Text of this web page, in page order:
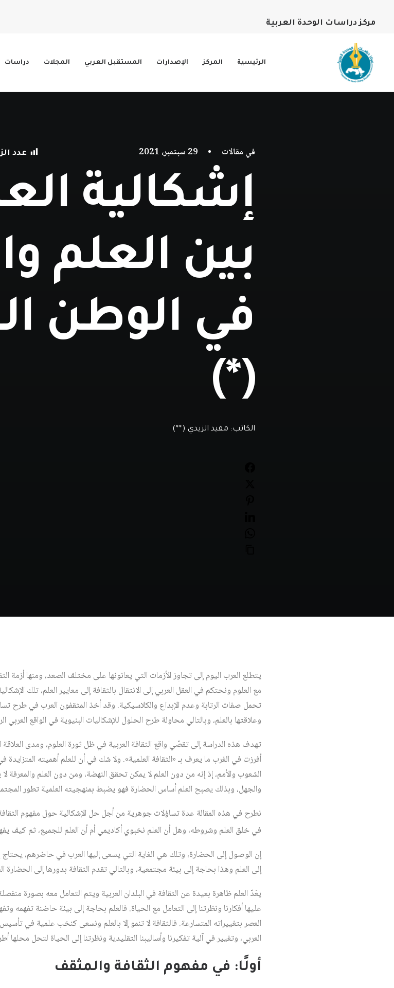
مركز دراسات الوحدة العربية
الرئيسية المركز الإصدارات المستقبل العربي المجلات دراسات
في مقالات • 29 سبتمبر، 2021 عدد
إشكالية
بين العلم
في الوطن
(*)
الكاتب: مفيد الزيدي (**)
يتطلع العرب اليوم إلى تجاوز الأزمات التي يعانونها على مختلف الصعد، ومنها أزمة
مع العلوم ونحتكم في العقل العربي إلى الانتقال بالثقافة إلى معايير العلم، تلك
تحمل صفات الرتابة وعدم الإبداع والكلاسيكية. وقد أخذ المثقفون العرب في طرح
وعلاقتها بالعلم، وبالتالي محاولة طرح الحلول للإشكاليات البنيوية في الواقع العربي
تهدف هذه الدراسة إلى تقصّي واقع الثقافة العربية في ظل ثورة العلوم، ومدى العلاقة
أفرزت في الغرب ما يعرف بـ «الثقافة العلمية». ولا شك في أن للعلم أهميته المتزايدة
الشعوب والأمم، إذ إنه من دون العلم لا يمكن تحقق النهضة، ومن دون العلم والمعرفة
والجهل، وبذلك يصبح العلم أساس الحضارة فهو يضبط بمنهجيته العلمية تطور
نطرح في هذه المقالة عدة تساؤلات جوهرية من أجل حل الإشكالية حول مفهوم الثقافة
في خلق العلم وشروطه، وهل أن العلم نخبوي أكاديمي أم أن العلم للجميع، ثم كيف
إن الوصول إلى الحضارة، وتلك هي الغاية التي يسعى إليها العرب في حاضرهم، يحتاج
إلى العلم وهذا بحاجة إلى بيئة مجتمعية، وبالتالي تقدم الثقافة بدورها إلى الحضارة
يعَدّ العلم ظاهرة بعيدة عن الثقافة في البلدان العربية ويتم التعامل معه بصورة
عليها أفكارنا ونظرتنا إلى التعامل مع الحياة. فالعلم بحاجة إلى بيئة حاضنة تفهمه
العصر بتغييراته المتسارعة. فالثقافة لا تنمو إلا بالعلم ونسعى كنخب علمية في
العربي، وتغيير في آلية تفكيرنا وأساليبنا التقليدية ونظرتنا إلى الحياة لتحل
أولًا: في مفهوم الثقافة والمثقف